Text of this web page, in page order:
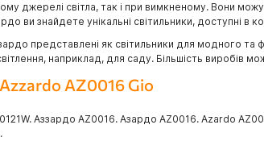
джерелі світла, так і при вимкненому. Вони
ви знайдете унікальні світильники, доступні в
представлені як світильники для модного та
наприклад, для саду. Більшість виробів
AZ0016 Gio
Аззардо AZ0016. Азардо AZ0016. Azardo